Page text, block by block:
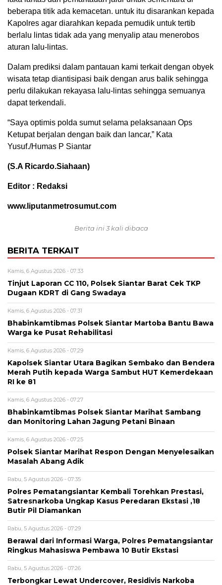
beberapa titik ada kemacetan. untuk itu disarankan kepada
Kapolres agar diarahkan kepada pemudik untuk tertib
berlalu lintas tidak ada yang menyalip atau menerobos
aturan lalu-lintas.
Dalam prediksi dalam pantauan kami terkait dengan obyek
wisata tetap diantisipasi baik dengan arus balik sehingga
perlu dilakukan rekayasa lalu-lintas sehingga semuanya
dapat terkendali.
“Saya optimis polda sumut selama pelaksanaan Ops
Ketupat berjalan dengan baik dan lancar,” Kata
Yusuf./Humas P Siantar
(S.A Ricardo.Siahaan)
Editor : Redaksi
www.liputanmetrosumut.com
Berita ini 3 kali dibaca
BERITA TERKAIT
Kamis, 6 Agustus 2026 - 07:33
Tinjut Laporan CC 110, Polsek Siantar Barat Cek TKP
Dugaan KDRT di Gang Swadaya
Kamis, 6 Agustus 2026 - 07:31
Bhabinkamtibmas Polsek Siantar Martoba Bantu Bawa
Warga ke Pusat Rehabilitasi
Kamis, 6 Agustus 2026 - 07:29
Kapolsek Siantar Utara Bagikan Sembako dan Bendera
Merah Putih kepada Warga Sambut HUT Kemerdekaan
RI ke 81
Kamis, 6 Agustus 2026 - 07:27
Bhabinkamtibmas Polsek Siantar Marihat Sambang
dan Monitoring Lahan Jagung Petani Binaan
Kamis, 6 Agustus 2026 - 07:25
Polsek Siantar Marihat Respon Dengan Menyelesaikan
Masalah Abang Adik
Rabu, 5 Agustus 2026 - 07:35
Polres Pematangsiantar Kembali Torehkan Prestasi,
Satresnarkoba Ungkap Kasus Peredaran Ekstasi ,18
Butir Pil Diamankan
Rabu, 5 Agustus 2026 - 07:29
Berawal dari Informasi Warga, Polres Pematangsiantar
Ringkus Mahasiswa Pembawa 10 Butir Ekstasi
Rabu, 5 Agustus 2026 - 07:26
Terbongkar Lewat Undercover, Residivis Narkoba